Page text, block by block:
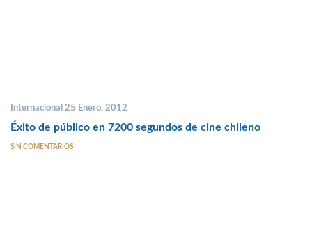
Internacional 25 Enero, 2012
Éxito de público en 7200 segundos de cine chileno
SIN COMENTARIOS